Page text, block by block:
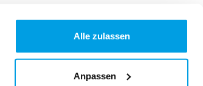
Alle zulassen
Anpassen